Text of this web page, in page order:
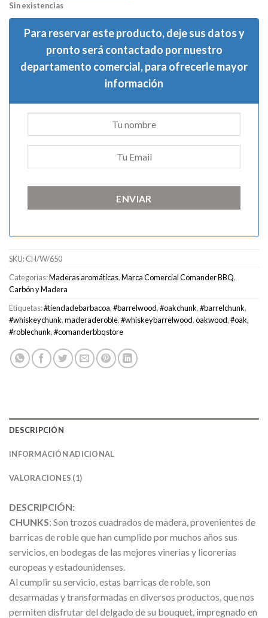
Sin existencias
Para reservar este producto, deje sus datos y
pronto será contactado por nuestro
departamento comercial, para ofrecerle mayor
información
ENVIAR
SKU:CH/W/650
Categorías:Maderas aromáticas,Marca Comercial Comander BBQ,
Carbón y Madera
Etiquetas:#tiendadebarbacoa,#barrelwood,#oakchunk,#barrelchunk,
#whiskeychunk,maderaderoble,#whiskeybarrelwood,oakwood,#oak,
#roblechunk,#comanderbbqstore
DESCRIPCIÓN
INFORMACIÓN ADICIONAL
VALORACIONES (1)
DESCRIPCIÓN:
CHUNKS: Son trozos cuadrados de madera, provenientes de
barricas de roble que han cumplido por muchos años sus
servicios, en bodegas de las mejores vinerias y licorerías
europeas y estadounidenses.
Al cumplir su servicio, estas barricas de roble, son
desarmadas y transformadas en diversos productos, que nos
permiten disfrutar del delgado de su bouquet, impregnado en